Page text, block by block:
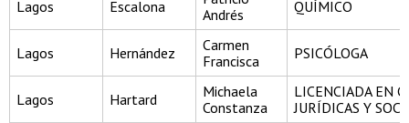
Lagos Escalona
Andrés
QUÍMICO
Lagos Hernández
Carmen
Francisca
PSICÓLOGA
Lagos Hartard
Michaela
Constanza
LICENCIADA EN
JURÍDICAS Y